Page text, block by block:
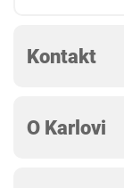
Kontakt
O Karlovi